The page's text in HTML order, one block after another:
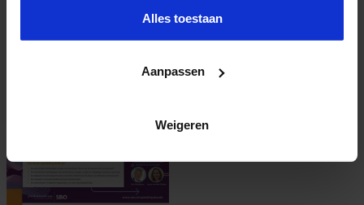
Alles toestaan
Aanpassen
Weigeren
Leren Ontwerpen met AI